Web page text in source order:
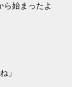
ら始まったよ
」